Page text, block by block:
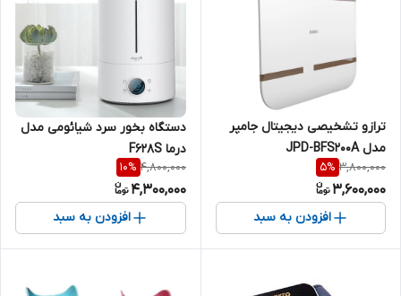
ترازو تشخیصی دیجیتال جامپر
مدل JPD-BFS200A
3,800,000
5%
3,600,000
افزودن به سبد
دستگاه بخور سرد شیائومی مدل
درما F628S
4,800,000
10%
4,300,000
افزودن به سبد